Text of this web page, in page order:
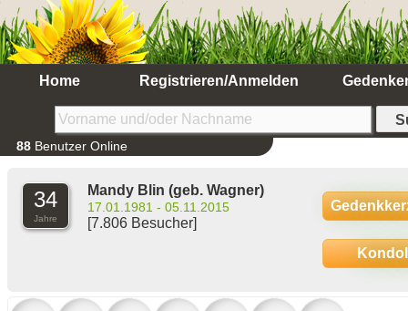
Home Registrieren/Anmelden
88 Benutzer Online
34
Jahre
Mandy Blin (geb. Wagner)
17.01.1981 - 05.11.2015
[7.806 Besucher]